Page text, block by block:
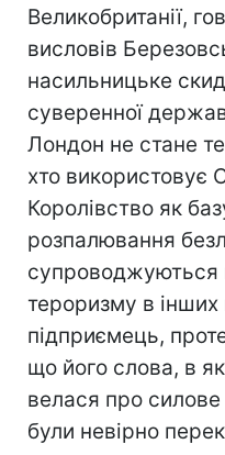
Великобританії,
висловів
насильницьке
суверенної
Лондон не стане
хто використовує
Королівство як
розпалювання
супроводжуються
тероризму в інших
підприємець,
що його слова, в
велася про
були невірно